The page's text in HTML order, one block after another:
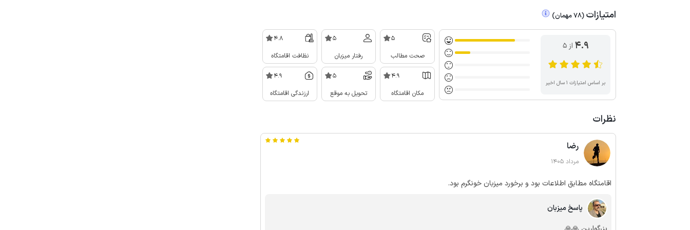
امتیازات (
78مهمان)
4.9 از ۵
بر اساس امتیازات ۱ سال اخیر
5
صحت مطالب
5
رفتار میزبان
4.8
نظافت اقامتگاه
4.9
مکان اقامتگاه
5
تحویل به موقع
4.9
ارزندگی اقامتگاه
نظرات
رضا
مرداد 1405
اقامتگاه مطابق اطلاعات بود و برخورد میزبان خونگرم بود.
پاسخ میزبان